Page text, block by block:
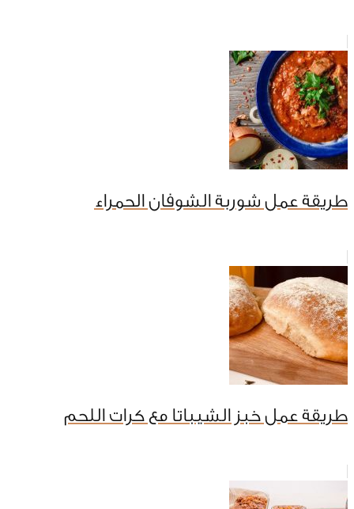
طريقة عمل شوربة الشوفان الحمراء
طريقة عمل خبز الشيباتا مع كرات اللحم